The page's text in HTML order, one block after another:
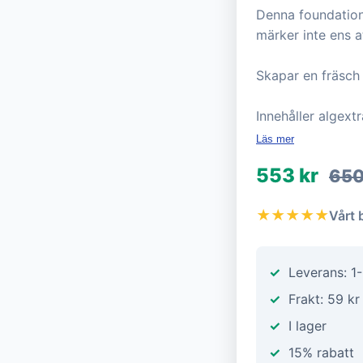
Denna
märker inte ens
Skapar en
Innehåller
Läs mer
553 kr
★★★★★Vårt
Leverans:
Frakt: 59 kr
I lager
15% rabatt